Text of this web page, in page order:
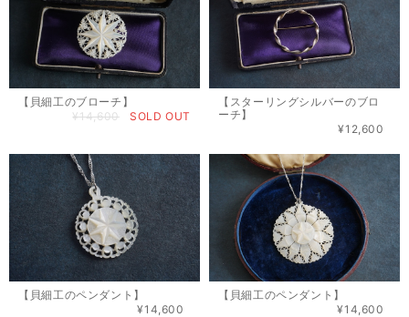
【貝細工のブローチ】
¥14,600
SOLD OUT
【スターリングシルバーのブロ
ーチ】
¥12,600
【貝細工のペンダント】
¥14,600
【貝細工のペンダント】
¥14,600